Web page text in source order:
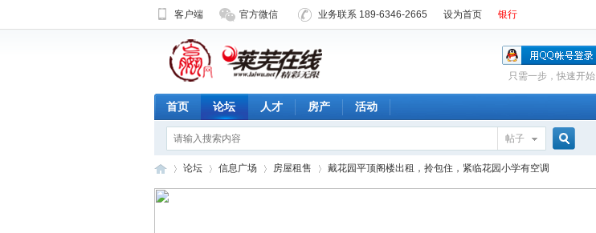
客户端 官方微信 业务联系 189-6346-2665 设为首页 银行
只需一步，快速开始
首页 论坛 人才 房产 活动
帖子
论坛 信息广场 房屋租售 戴花园平顶阁楼出租，拎包住，紧临花园小学有空调